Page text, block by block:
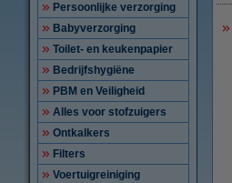
Persoonlijke verzorging
Babyverzorging
Toilet- en keukenpapier
Bedrijfshygiëne
PBM en Veiligheid
Alles voor stofzuigers
Ontkalkers
Filters
Voertuigreiniging